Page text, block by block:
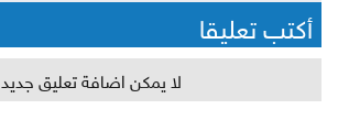
أكتب تعليقا
لا يمكن اضافة تعليق جديد